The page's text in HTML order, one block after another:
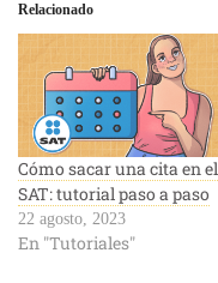
Relacionado
Cómo sacar una cita en el
SAT: tutorial paso a paso
22 agosto, 2023
En "Tutoriales"